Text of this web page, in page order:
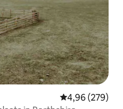
Gemiddelde
4,96 (279)